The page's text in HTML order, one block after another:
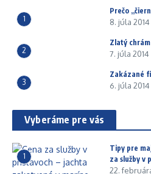
1
Prečo
8. júla 2014
2
Zlatý
7. júla 2014
3
Zakázané
6. júla 2014
Vyberáme pre vás
1
Tipy pre
za služby v
22.